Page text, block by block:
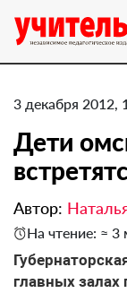
3 декабря 2012,
Дети
Автор:
На чтение: ≈ 3
главных залах